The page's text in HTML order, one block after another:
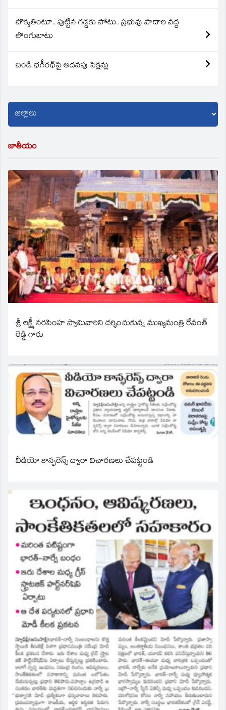
బొక్కతింటూ.. పుట్టిన గడ్డకు పోటు.. ప్రభువు పాదాల వద్ద
లొంగుబాటు
బండి భగీరథ్‌పై అదనపు సెక్షన్లు
జాతీయం
శ్రీ లక్ష్మీ నరసింహ స్వామివారిని దర్శించుకున్న ముఖ్యమంత్రి రేవంత్
రెడ్డి గారు
వీడియో కాన్ఫరెన్స్ ద్వారా విచారణలు చేపట్టండి